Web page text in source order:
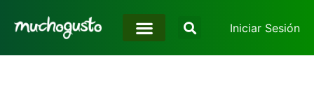
Iniciar Sesión